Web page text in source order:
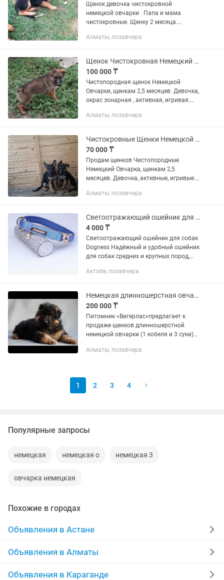
Щенок девочка чистокровной
немецкой овчарки . Папа и мама
чистокровные. Щенку 2 месяца.
хороших условиях. Кушает сама .
Если вы ищете...
Алматы, позавчера
Щенок Чистокровная Немецкий Овчарка
100 000 ₸
Чистопородная щенок Немецкой
Овчарки, щенкам 2,5 месяцев. Девочка,
окрас зонарная , активная, игривая.
Отличная генетика. Мать и отец на
Алматы, позавчера
Чистокровные Щенки Немецкой Овчарки
70 000 ₸
Продам щенков Чистопородные
Немецкий Овчарка, щенкам 2,5
месяцев. Девочка, активные, игривые.
Отличная генетика. Мать и отец на
Алматы, позавчера
Светоотражающий ошейник для крупных собак
4 000 ₸
Светоотражающий ошейник для собак
Dogness Надёжный и удобный ошейник
для собак средних и крупных пород,
овчарки. Усиленная конструкция с
Актобе, позавчера
Немецкая длинношерстная овчарка
200 000 ₸
Питомник «Вигерлас»предлагает к
продаже щенков длинношерстной
немецкой овчарки (1 кобеля и 3 суки)
,любознательные с отличной
Алматы, позавчера
1 2 3 4
Популярные запросы
немецкая немецкая о немецкая 3
овчарка немецкая
Похожие в городах
Объявления в Астане
Объявления в Алматы
Объявления в Караганде